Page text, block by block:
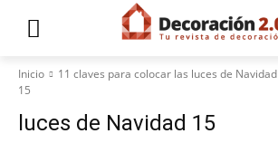
Inicio 11 claves para colocar las luces de Navidad
15
luces de Navidad 15